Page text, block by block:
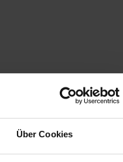
Über Cookies